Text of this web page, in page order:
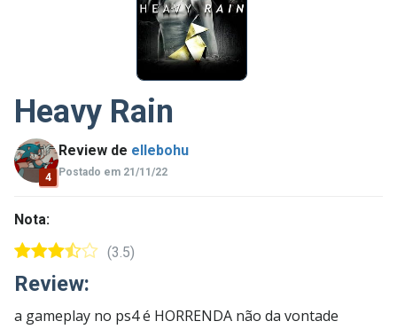
Heavy Rain
4
Review de ellebohu
Postado em 21/11/22
Nota:
(3.5)
Review:
a gameplay no ps4 é HORRENDA não da vontade